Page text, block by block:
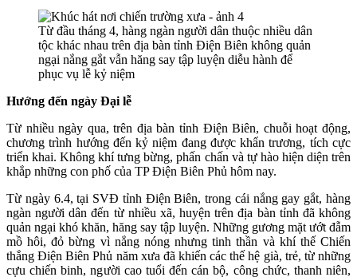
Từ đầu tháng 4, hàng ngàn người dân thuộc nhiều dân
tộc khác nhau trên địa bàn tỉnh Điện Biên không quản
ngại nắng gắt vẫn hăng say tập luyện diễu hành để
phục vụ lễ kỷ niệm
Hướng đến ngày Đại lễ
Từ nhiều ngày qua, trên địa bàn tỉnh Điện Biên, chuỗi hoạt động,
chương trình hướng đến kỷ niệm đang được khẩn trương, tích cực
triển khai. Không khí tưng bừng, phấn chấn và tự hào hiện diện trên
khắp những con phố của TP Điện Biên Phủ hôm nay.
Từ ngày 6.4, tại SVĐ tỉnh Điện Biên, trong cái nắng gay gắt, hàng
ngàn người dân đến từ nhiều xã, huyện trên địa bàn tỉnh đã không
quản ngại khó khăn, hăng say tập luyện. Những gương mặt ướt đẫm
mồ hôi, đỏ bừng vì nắng nóng nhưng tinh thần và khí thế Chiến
thắng Điện Biên Phủ năm xưa đã khiến các thế hệ già, trẻ, từ những
cựu chiến binh, người cao tuổi đến cán bộ, công chức, thanh niên,